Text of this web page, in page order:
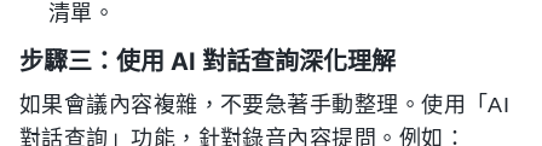
清單。
步驟三：使用 AI 對話查詢深化理解
如果會議內容複雜，不要急著手動整理。使用「AI
對話查詢」功能，針對錄音內容提問。例如：